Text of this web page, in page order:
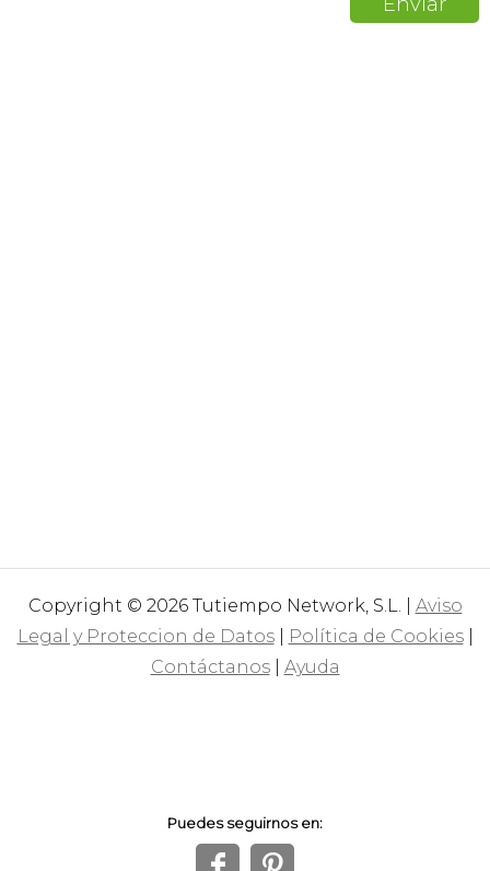
Copyright © 2026 Tutiempo Network, S.L. | Aviso
Legal y Proteccion de Datos| Política de Cookies|
Contáctanos| Ayuda
Puedes seguirnos en: